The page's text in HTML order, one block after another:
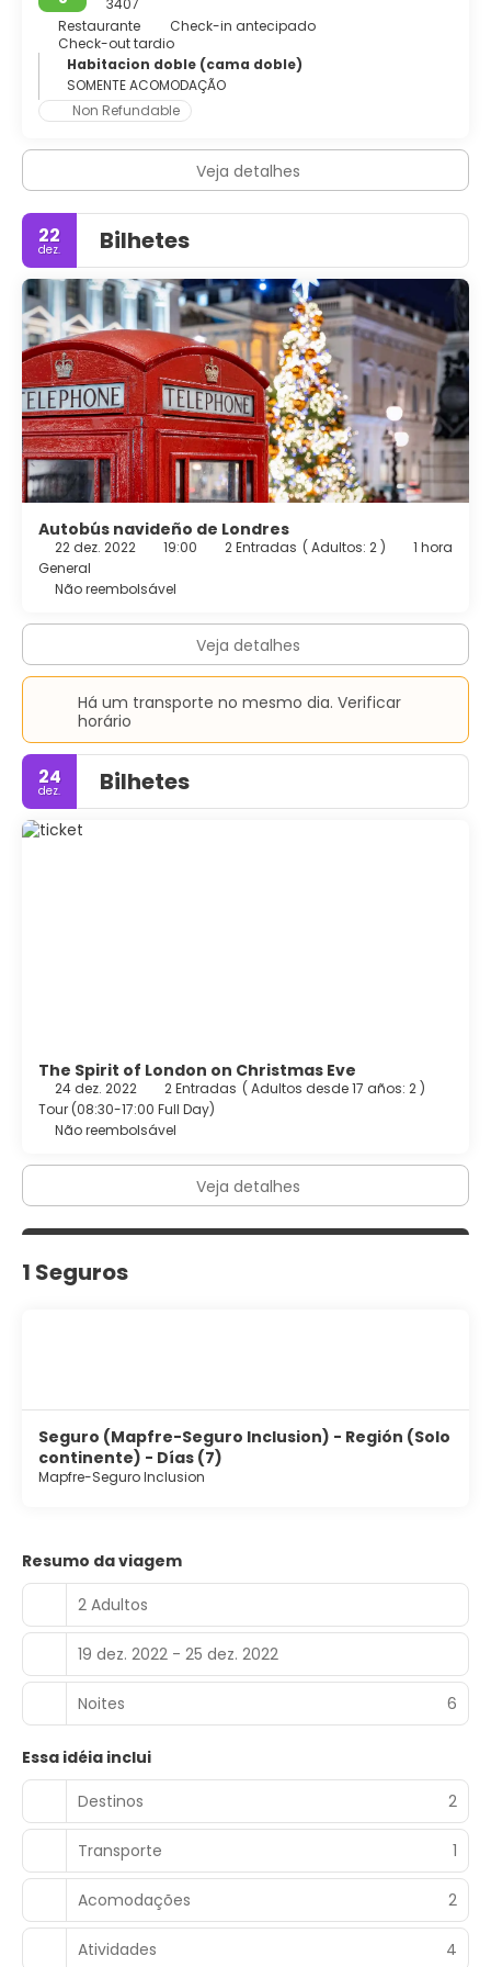
3407
Restaurante
Check-in antecipado
Check-out tardio
Habitacion doble (cama doble)
SOMENTE ACOMODAÇÃO
Non Refundable
Veja detalhes
22
dez. Bilhetes
Autobús navideño de Londres
22 dez. 2022 19:00 2 Entradas ( Adultos: 2 )
1 hora
General
Não reembolsável
Veja detalhes
Há um transporte no mesmo dia. Verificar
horário
24
dez. Bilhetes
The Spirit of London on Christmas Eve
24 dez. 2022 2 Entradas ( Adultos desde 17 años: 2 )
Tour (08:30-17:00 Full Day)
Não reembolsável
Veja detalhes
1 Seguros
Seguro (Mapfre-Seguro Inclusion) - Región (Solo
continente) - Días (7)
Mapfre-Seguro Inclusion
Resumo da viagem
2 Adultos
19 dez. 2022 - 25 dez. 2022
Noites 6
Essa idéia inclui
Destinos
2
Transporte 1
Acomodações 2
Atividades 4